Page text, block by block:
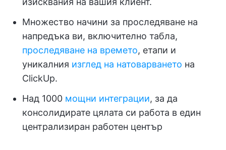
Множество начини за проследяване на
напредъка ви, включително табла,
проследяване на времето, етапи и
уникалния изглед на натоварването на
ClickUp.
Над 1000 мощни интеграции, за да
консолидирате цялата си работа в един
централизиран работен център